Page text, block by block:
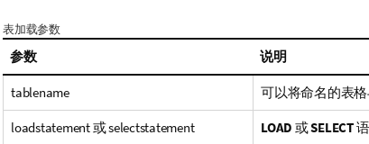
表加载参数
参数 说明
tablename 可以将命名的表格
loadstatement或selectstatement LOAD 或SELECT